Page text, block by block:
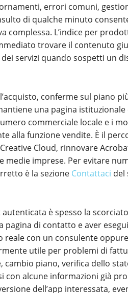
errori comuni,
di qualche minuto
complessa. L’indice per
trovare il contenuto
servizi quando sospetti un
conferme sul piano
una pagina istituzionale
commerciale locale e i
alla funzione vendite. È il
Cloud, rinnovare
medie imprese. Per evitare
è la sezione Contattaci del
è spesso la
pagina di contatto e aver
reale con un consulente
utile per problemi di
piano, verifica dello
con alcune informazioni già
dell’app interessata,